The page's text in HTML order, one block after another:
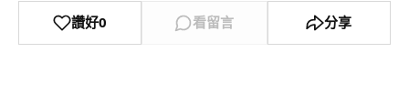
讚好0 看留言 分享